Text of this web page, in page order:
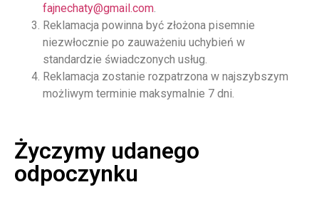
fajnechaty@gmail.com.
Reklamacja powinna być złożona pisemnie
niezwłocznie po zauważeniu uchybień w
standardzie świadczonych usług.
Reklamacja zostanie rozpatrzona w najszybszym
możliwym terminie maksymalnie 7 dni.
Życzymy udanego
odpoczynku